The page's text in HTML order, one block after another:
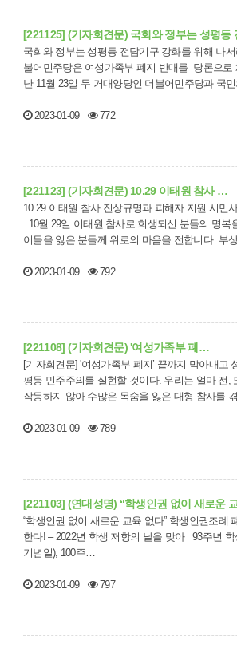
[221125] (기자회견문) 국회와 정부는 성평
국회와 정부는 성평등 전담기구 강화를 위해 나
불어민주당은 여성가족부 폐지 반대를 당론으로
난 11월 23일 두 거대양당인 더불어민주당과 국민
2023-01-09
772
[221123] (기자회견문) 10.29 이태원 참사 …
10.29 이태원 참사 진상규명과 피해자 지원 시민
이들을 잃은 분들께 위로의 마음을 전합니다. 부
2023-01-09 792
[221108] (기자회견문) '여성가족부 폐…
[기자회견문] '여성가족부 폐지’ 끝까지 막아내고
평등 민주주의를 실현할 것이다. 우리는 얼마 전, 또 다시 국가 시스템이
작동하지 않아 수많은 목숨을 잃은 대형 참사를
2023-01-09 789
[221103] (연대성명) “학생인권 없이 새로운
“학생인권 없이 새로운 교육 없다” 학생인권조례 폐지 시도, 우리는 분노
한다! – 2022년 학생 저항의 날을 맞아 93주년 학생의날(학생독립운동
기념일), 100주…
2023-01-09 797